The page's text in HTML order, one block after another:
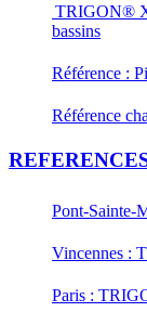
TRIGON®
bassins
Référence :
Référence
Pont-Sainte-
Vincennes :
Paris :